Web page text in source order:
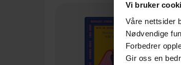
Vi bruker
Våre nettsider
Nødvendige
Forbedrer
Gir oss en